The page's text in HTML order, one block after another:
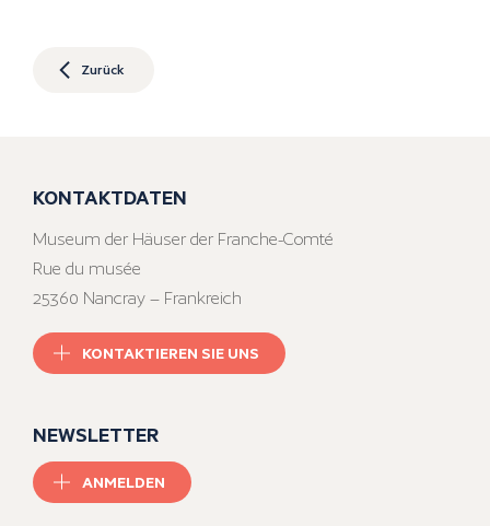
Zurück
KONTAKTDATEN
Museum der Häuser der Franche-Comté
Rue du musée
25360 Nancray – Frankreich
KONTAKTIEREN SIE UNS
NEWSLETTER
ANMELDEN